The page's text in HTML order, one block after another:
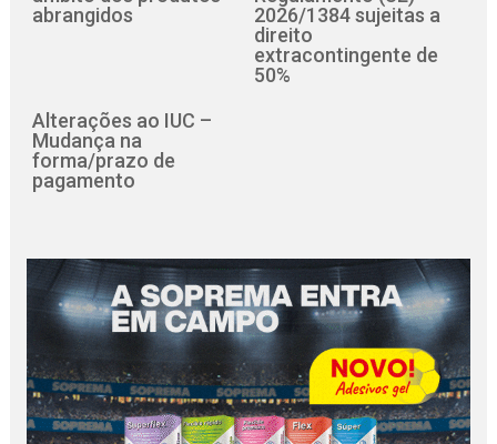
abrangidos
2026/1384 sujeitas a
direito
extracontingente de
50%
Alterações ao IUC –
Mudança na
forma/prazo de
pagamento